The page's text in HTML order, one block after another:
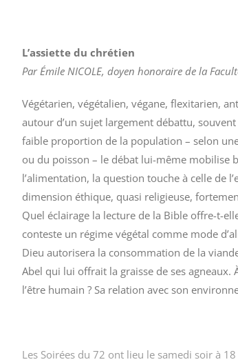
L’assiette du chrétien
Par Émile NICOLE, doyen honoraire de la
Végétarien, végétalien, végane, flexitarien,
autour d’un sujet largement débattu,
faible proportion de la population – selon
ou du poisson – le débat lui-même mobilise
l’alimentation, la question touche à celle de
dimension éthique, quasi religieuse,
Quel éclairage la lecture de la Bible offre-t-
conteste un régime végétal comme mode
Dieu autorisera la consommation de la
Abel qui lui offrait la graisse de ses
l’être humain ? Sa relation avec son
Les Soirées du 72 ont lieu le samedi soir à